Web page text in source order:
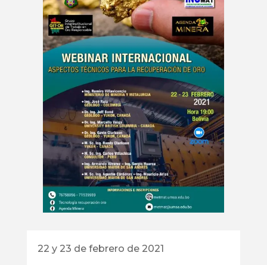
22 y 23 de febrero de 2021